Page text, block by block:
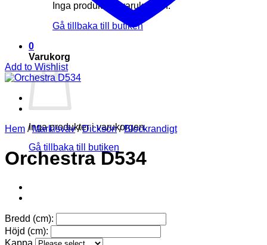
Inga produkter i varukorgen.
Gå tillbaka till butiken
0
Varukorg
Inga produkter i varukorgen.
Gå tillbaka till butiken
Add to Wishlist
Hem / Markisväv / Dickson / Blockrandigt
Orchestra D534
Bredd (cm):
Höjd (cm):